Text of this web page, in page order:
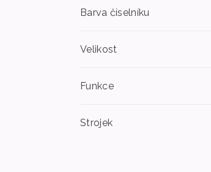
Barva číselníku
Velikost
Funkce
Strojek